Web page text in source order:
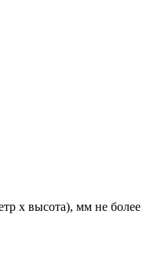
х высота), мм не более